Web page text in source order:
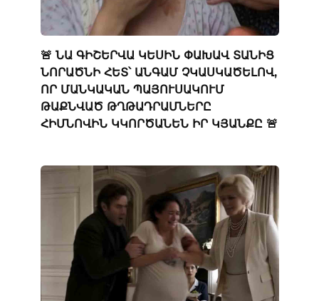
🚨 ՆԱ ԳԻՇԵՐՎԱ ԿԵՍԻՆ ՓԱԽԱՎ ՏԱՆԻՑ
ՆՈՐԱԾՆԻ ՀԵՏ՝ ԱՆԳԱՄ ՉԿԱՍԿԱԾԵԼՈՎ,
ՈՐ ՄԱՆԿԱԿԱՆ ՊԱՅՈՒՍԱԿՈՒՄ
ԹԱՔՆՎԱԾ ԹՂԹԱԴՐԱՄՆԵՐԸ
ՀԻՄՆՈՎԻՆ ԿԿՈՐԾԱՆԵՆ ԻՐ ԿՅԱՆՔԸ 🚨